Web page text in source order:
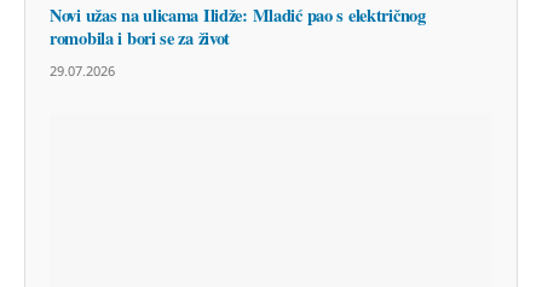
Novi užas na ulicama Ilidže: Mladić pao s električnog
romobila i bori se za život
29.07.2026